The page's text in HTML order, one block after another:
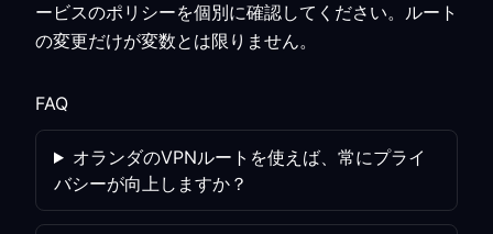
ービスのポリシーを個別に確認してください。ルート
の変更だけが変数とは限りません。
FAQ
オランダのVPNルートを使えば、常にプライ
バシーが向上しますか？